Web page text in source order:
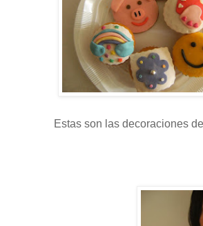
Estas son las decoraciones